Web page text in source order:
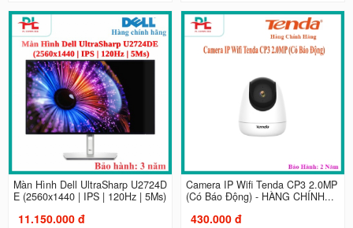
Màn Hình Dell UltraSharp U2724D
E (2560x1440 | IPS | 120Hz | 5Ms)
11.150.000 đ
Camera IP Wifi Tenda CP3 2.0MP
(Có Báo Động) - HÀNG CHÍNH...
430.000 đ